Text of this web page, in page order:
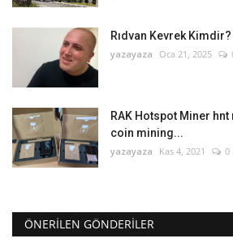
Rıdvan Kevrek Kimdir?
yazayaza Oca 21, 2025
RAK Hotspot Miner
coin mining...
yazayaza Kas 4, 2021 0
ÖNERILEN GÖNDERILER